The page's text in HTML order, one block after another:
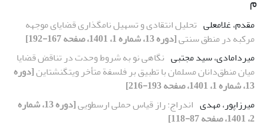
مقدم، غلامعلی تحلیل انتقادی و تسهیل نامگذاری قضایای موجهه
مرکبه در منطق سنتی[دوره 13، شماره 1، 1401، صفحه 167-192]
میردامادی، سید مجتبی نگاهی نو به شروط وحدت در تناقض قضایا
میان منطق‌دانان مسلمان با تطبیق بر فلسفة متأخر ویتگنشتاین[دوره
13، شماره 1، 1401، صفحه 193-216]
میرزاپور، مهدی اندراج: راز قیاس حملی ارسطویی
[دوره 13، شماره
2، 1401، صفحه 87-118]